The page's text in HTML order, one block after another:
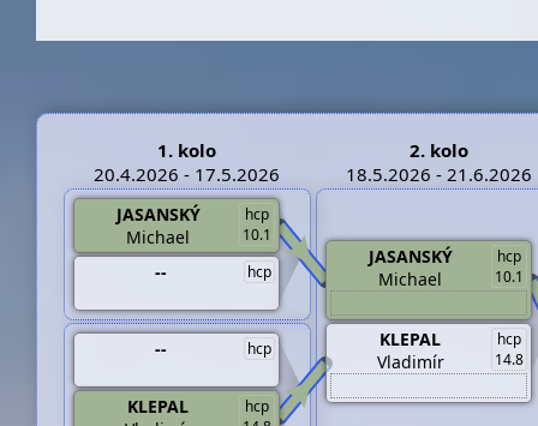
1. kolo
20.4.2026 - 17.5.2026
hcp
10.1
JASANSKÝ
Michael
hcp
--
hcp
--
hcp
KLEPAL
2. kolo
18.5.2026 - 21.6.2026
hcp
10.1
JASANSKÝ
Michael
hcp
14.8
KLEPAL
Vladimír